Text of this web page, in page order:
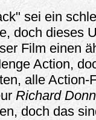
sei ein
doch dieses
Film einen
Action,
alle Action-
Richard
doch das